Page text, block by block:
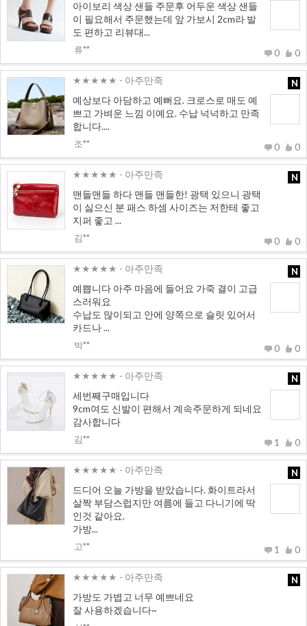
아이보리 색상 샌들 주문후 어두운 색상 샌들
이 필요해서 주문했는데 앞 가보시 2cm라 발
도 편하고 리뷰대...
류**
0 0
★★★★★ - 아주만족
예상보다 아담하고 예뻐요. 크로스로 매도 예
쁘고 가벼운 느낌 이예요. 수납 넉넉하고 만족
합니다....
조**
N
0 0
★★★★★ - 아주만족
맨들맨들 하다 맨들 맨들한! 광택 있으니 광택
이 싫으신 분 패스 하셈 사이즈는 저한테 좋고
지퍼 좋고 ...
김**
N
0 0
★★★★★ - 아주만족
예쁩니다 아주 마음에 들어요 가죽 결이 고급
스러워요
수납도 많이되고 안에 양쪽으로 슬릿 있어서
카드나 ...
박**
N
0 0
★★★★★ - 아주만족
세번째구매입니다
9cm여도 신발이 편해서 계속주문하게 되네요
감사합니다
김**
N
1 0
★★★★★ - 아주만족
드디어 오늘 가방을 받았습니다. 화이트라서
살짝 부담스럽지만 여름에 들고 다니기에 딱
인것 같아요.
가방...
고**
N
1 0
★★★★★ - 아주만족
가방도 가볍고 너무 예쁘네요
잘 사용하겠습니다~
N